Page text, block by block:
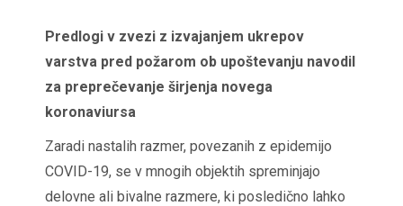
Predlogi v zvezi z izvajanjem ukrepov
varstva pred požarom ob upoštevanju navodil
za preprečevanje širjenja novega
koronaviursa
Zaradi nastalih razmer, povezanih z epidemijo
COVID-19, se v mnogih objektih spreminjajo
delovne ali bivalne razmere, ki posledično lahko